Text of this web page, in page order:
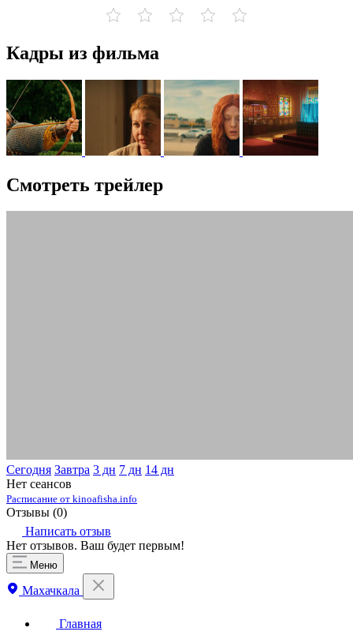
Кадры из фильма
Смотреть трейлер
Сегодня Завтра 3 дн 7 дн 14 дн
Нет сеансов
Расписание от kinoafisha.info
Отзывы (0)
Написать отзыв
Нет отзывов. Ваш будет первым!
Меню
Махачкала
Главная